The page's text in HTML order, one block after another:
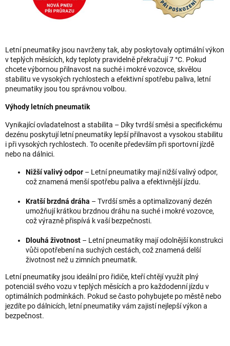
Letní pneumatiky jsou navrženy tak, aby poskytovaly optimální výkon
v teplých měsících, kdy teploty pravidelně překračují 7 °C. Pokud
chcete výbornou přilnavost na suché i mokré vozovce, skvělou
stabilitu ve vysokých rychlostech a efektivní spotřebu paliva, letní
pneumatiky jsou tou správnou volbou.
Výhody letních pneumatik
Vynikající ovladatelnost a stabilita – Díky tvrdší směsi a specifickému
dezénu poskytují letní pneumatiky lepší přilnavost a vysokou stabilitu
i při vysokých rychlostech. To oceníte především při sportovní jízdě
nebo na dálnici.
Nižší valivý odpor – Letní pneumatiky mají nižší valivý odpor,
což znamená menší spotřebu paliva a efektivnější jízdu.
Kratší brzdná dráha – Tvrdší směs a optimalizovaný dezén
umožňují krátkou brzdnou dráhu na suché i mokré vozovce,
což výrazně přispívá k vaší bezpečnosti.
Dlouhá životnost – Letní pneumatiky mají odolnější konstrukci
vůči opotřebení na suchých cestách, což znamená delší
životnost než u zimních pneumatik.
Letní pneumatiky jsou ideální pro řidiče, kteří chtějí využít plný
potenciál svého vozu v teplých měsících a pro každodenní jízdu v
optimálních podmínkách. Pokud se často pohybujete po městě nebo
jezdíte po dálnicích, letní pneumatiky vám zajistí nejlepší výkon a
bezpečnost.